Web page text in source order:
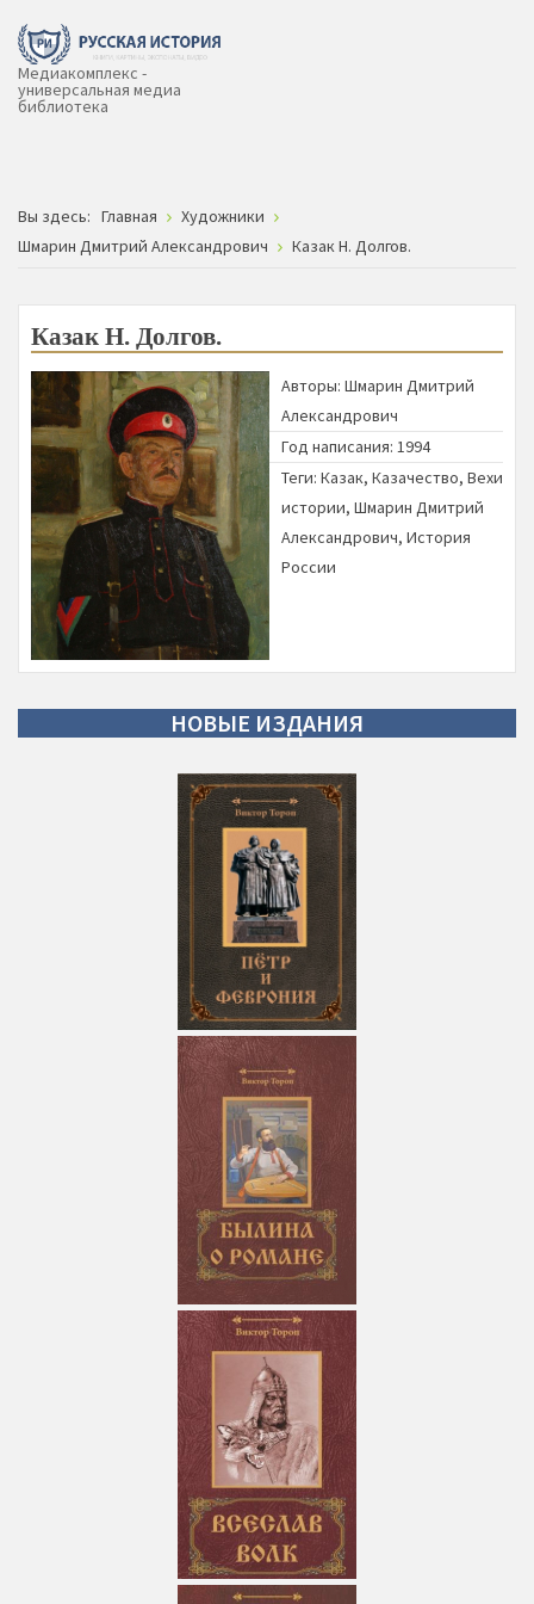
Медиакомплекс -
универсальная медиа
библиотека
Вы здесь: Главная
Художники
Шмарин Дмитрий Александрович
Казак Н. Долгов.
Казак Н. Долгов.
Авторы: Шмарин Дмитрий
Александрович
Год написания: 1994
Теги: Казак, Казачество, Вехи
истории, Шмарин Дмитрий
Александрович, История
России
НОВЫЕ ИЗДАНИЯ